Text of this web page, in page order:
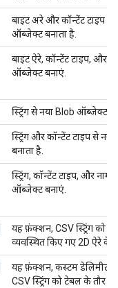
बाइट अरे और कॉन्टेंट टाइप से
ऑब्जेक्ट बनाता है.
बाइट ऐरे, कॉन्टेंट टाइप, और
ऑब्जेक्ट बनाएं.
स्ट्रिंग से नया Blob ऑब्जेक्ट
स्ट्रिंग और कॉन्टेंट टाइप से
बनाता है.
स्ट्रिंग, कॉन्टेंट टाइप, और नाम
ऑब्जेक्ट बनाएं.
यह फ़ंक्शन, CSV स्ट्रिंग को
व्यवस्थित किए गए 2D ऐरे के
यह फ़ंक्शन, कस्टम डेलिमीटर
CSV स्ट्रिंग को टेबल के तौर